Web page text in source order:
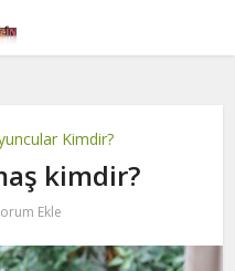
Kimdir?
kimdir?
Ekle